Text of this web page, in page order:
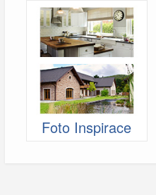
Foto Inspirace